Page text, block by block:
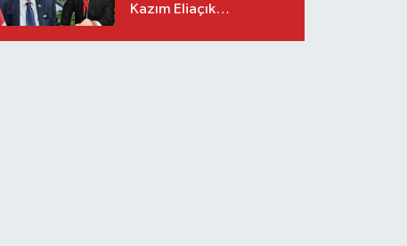
Kazım Eliaçık